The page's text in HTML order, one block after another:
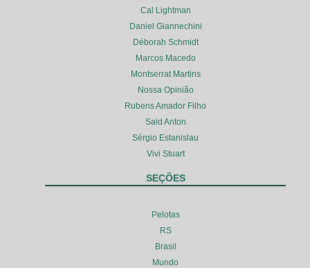
Cal Lightman
Daniel Giannechini
Déborah Schmidt
Marcos Macedo
Montserrat Martins
Nossa Opinião
Rubens Amador Filho
Said Anton
Sérgio Estanislau
Vivi Stuart
SEÇÕES
Pelotas
RS
Brasil
Mundo